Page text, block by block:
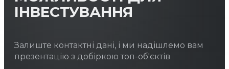
ІНВЕСТУВАННЯ
Залиште контактні дані, і ми надішлемо вам
презентацію з добіркою топ-об'єктів